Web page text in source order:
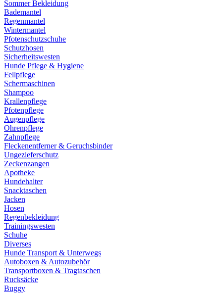
Sommer Bekleidung
Bademantel
Regenmantel
Wintermantel
Pfotenschutzschuhe
Schutzhosen
Sicherheitswesten
Hunde Pflege & Hygiene
Fellpflege
Schermaschinen
Shampoo
Krallenpflege
Pfotenpflege
Augenpflege
Ohrenpflege
Zahnpflege
Fleckenentferner & Geruchsbinder
Ungezieferschutz
Zeckenzangen
Apotheke
Hundehalter
Snacktaschen
Jacken
Hosen
Regenbekleidung
Trainingswesten
Schuhe
Diverses
Hunde Transport & Unterwegs
Autoboxen & Autozubehör
Transportboxen & Tragtaschen
Rucksäcke
Buggy